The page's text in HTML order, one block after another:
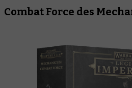
Combat Force des